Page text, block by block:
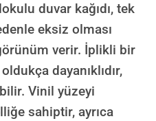
duvar kağıdı, tek
eksiz olması
verir. İplikli bir
dayanıklıdır,
Vinil yüzeyi
sahiptir, ayrıca